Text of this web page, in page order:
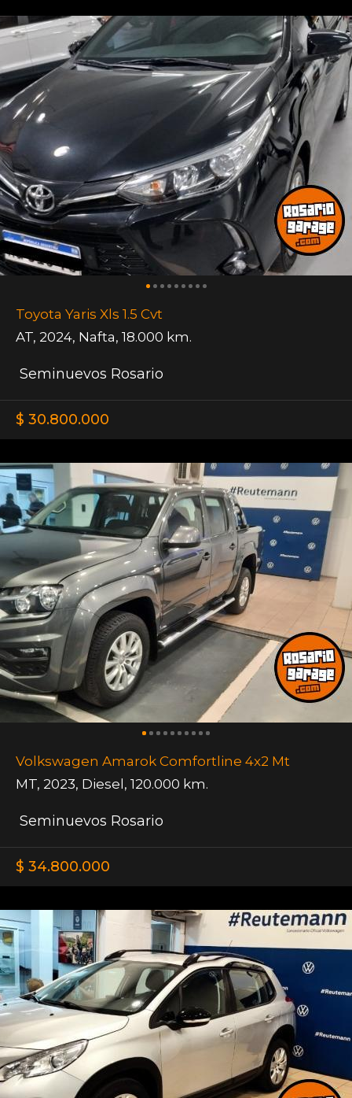
Toyota Yaris Xls 1.5 Cvt
AT, 2024, Nafta, 18.000 km.
Seminuevos Rosario
$ 30.800.000
Volkswagen Amarok Comfortline 4x2 Mt
MT, 2023, Diesel, 120.000 km.
Seminuevos Rosario
$ 34.800.000